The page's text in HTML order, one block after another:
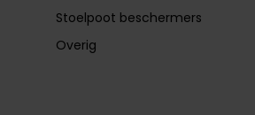
Stoelpoot beschermers
Overig